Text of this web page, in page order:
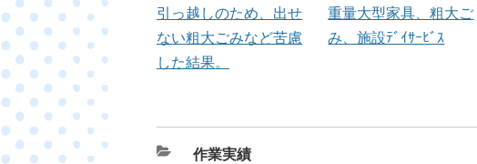
引っ越しのため、出せ
ない粗大ごみなど苦慮
した結果。
重量大型家具、粗大ご
み、施設ﾃﾞｲｻｰﾋﾞｽ
カ
作業実績